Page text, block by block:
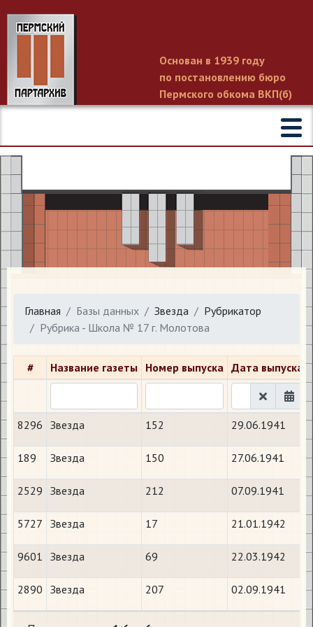
Основан в 1939 году
по постановлению бюро
Пермского обкома ВКП(б)
Главная Базы данных Звезда
Рубрикатор
Рубрика - Школа № 17 г. Молотова
# Название газеты Номер выпуска Дата выпуска
8296 Звезда 152 29.06.1941
189 Звезда 150 27.06.1941
2529 Звезда 212 07.09.1941
5727 Звезда 17 21.01.1942
9601 Звезда 69 22.03.1942
2890 Звезда 207 02.09.1941